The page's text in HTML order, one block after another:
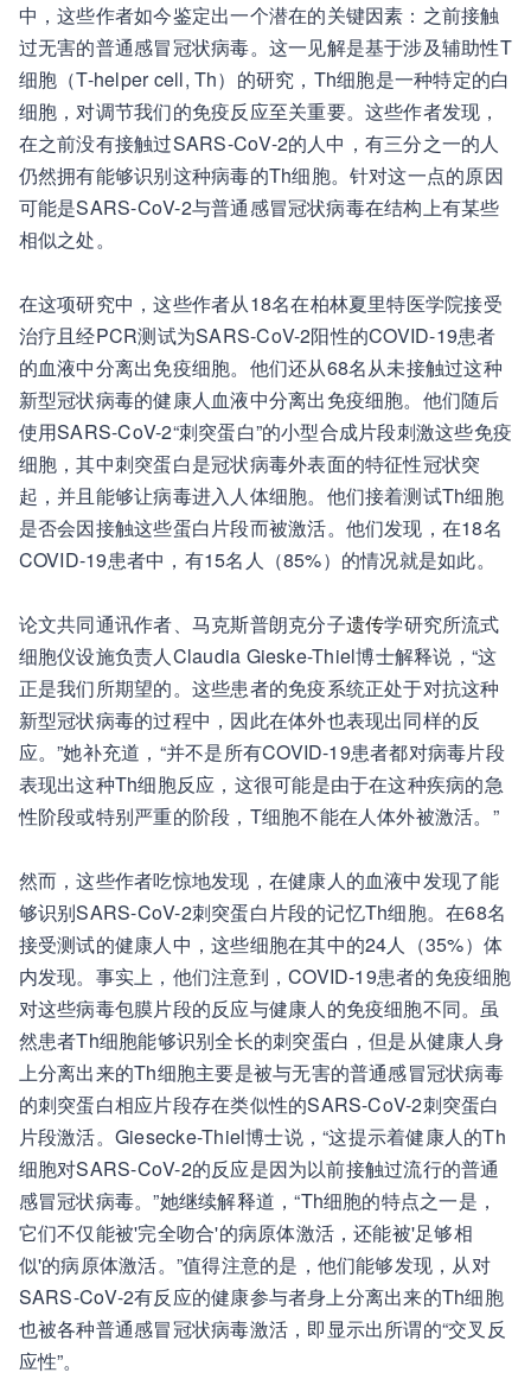
中，这些作者如今鉴定出一个潜在的关键因素：之前接触
过无害的普通感冒冠状病毒。这一见解是基于涉及辅助性T
细胞（T-helper cell, Th）的研究，Th细胞是一种特定的白
细胞，对调节我们的免疫反应至关重要。这些作者发现，
在之前没有接触过SARS-CoV-2的人中，有三分之一的人
仍然拥有能够识别这种病毒的Th细胞。针对这一点的原因
可能是SARS-CoV-2与普通感冒冠状病毒在结构上有某些
相似之处。
在这项研究中，这些作者从18名在柏林夏里特医学院接受
治疗且经PCR测试为SARS-CoV-2阳性的COVID-19患者
的血液中分离出免疫细胞。他们还从68名从未接触过这种
新型冠状病毒的健康人血液中分离出免疫细胞。他们随后
使用SARS-CoV-2“刺突蛋白”的小型合成片段刺激这些免疫
细胞，其中刺突蛋白是冠状病毒外表面的特征性冠状突
起，并且能够让病毒进入人体细胞。他们接着测试Th细胞
是否会因接触这些蛋白片段而被激活。他们发现，在18名
COVID-19患者中，有15名人（85%）的情况就是如此。
论文共同通讯作者、马克斯普朗克分子遗传学研究所流式
细胞仪设施负责人Claudia Gieske-Thiel博士解释说，“这
正是我们所期望的。这些患者的免疫系统正处于对抗这种
新型冠状病毒的过程中，因此在体外也表现出同样的反
应。”她补充道，“并不是所有COVID-19患者都对病毒片段
表现出这种Th细胞反应，这很可能是由于在这种疾病的急
性阶段或特别严重的阶段，T细胞不能在人体外被激活。”
然而，这些作者吃惊地发现，在健康人的血液中发现了能
够识别SARS-CoV-2刺突蛋白片段的记忆Th细胞。在68名
接受测试的健康人中，这些细胞在其中的24人（35%）体
内发现。事实上，他们注意到，COVID-19患者的免疫细胞
对这些病毒包膜片段的反应与健康人的免疫细胞不同。虽
然患者Th细胞能够识别全长的刺突蛋白，但是从健康人身
上分离出来的Th细胞主要是被与无害的普通感冒冠状病毒
的刺突蛋白相应片段存在类似性的SARS-CoV-2刺突蛋白
片段激活。Giesecke-Thiel博士说，“这提示着健康人的Th
细胞对SARS-CoV-2的反应是因为以前接触过流行的普通
感冒冠状病毒。”她继续解释道，“Th细胞的特点之一是，
它们不仅能被'完全吻合'的病原体激活，还能被'足够相
似'的病原体激活。”值得注意的是，他们能够发现，从对
SARS-CoV-2有反应的健康参与者身上分离出来的Th细胞
也被各种普通感冒冠状病毒激活，即显示出所谓的“交叉反
应性”。